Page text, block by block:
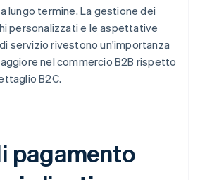
lungo termine. La gestione dei
personalizzati e le aspettative
servizio rivestono un'importanza
nel commercio B2B rispetto
B2C.
pagamento